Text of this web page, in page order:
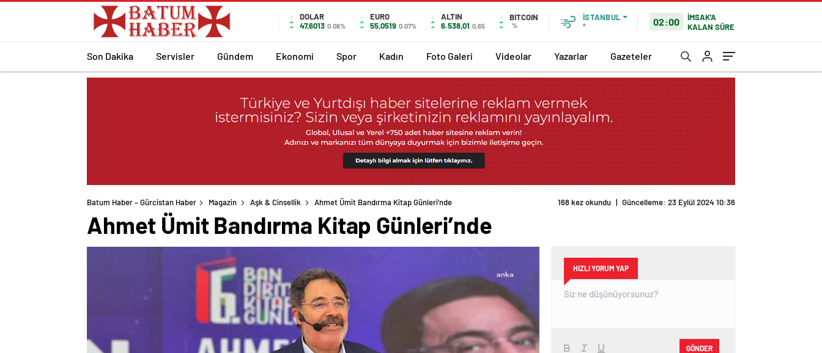
DOLAR
47,6013 0.06%
EURO
55,0519 0.07%
ALTIN
6.538,01 0,65
BITCOIN
%
İSTANBUL
°
02:00
İMSAK'A
KALAN SÜRE
Son Dakika Servisler Gündem Ekonomi Spor Kadın Foto Galeri Videolar Yazarlar Gazeteler
Batum Haber – Gürcistan Haber Magazin Aşk & Cinsellik Ahmet Ümit Bandırma Kitap Günleri’nde
Ahmet Ümit Bandırma Kitap Günleri’nde
HIZLI YORUM YAP
GÖNDER